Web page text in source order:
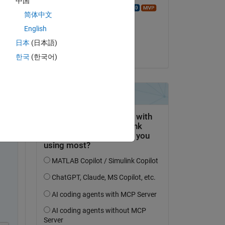
le 28 Fév 2019
Acceptée :
简体中文
English
日本 (日本語)
한국 (한국어)